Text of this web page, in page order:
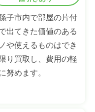
子市内で部屋の片付
出てきた価値のある
や使えるものはでき
り買取し、費用の軽
努めます。